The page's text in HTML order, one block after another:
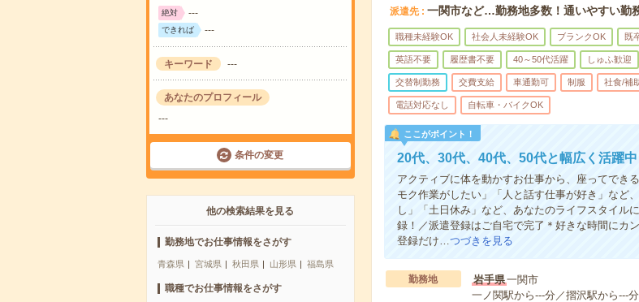
絶対 ---
できれば ---
キーワード ---
あなたのプロフィール
---
条件の変更
他の検索結果を見る
勤務地でお仕事情報をさがす
青森県 宮城県 秋田県 山形県 福島県
職種でお仕事情報をさがす
派遣先 一関市など…勤務地多数！通いやすい勤
職種未経験OK 社会人未経験OK ブランクOK 既
英語不要 履歴書不要 40～50代活躍 しゅふ歓迎
交替制勤務 交費支給 車通勤可 制服 社食/補
電話対応なし 自転車・バイクOK
ここがポイント！
20代、30代、40代、50代と幅広く活躍
アクティブに体を動かすお仕事から、座ってでき
モク作業がしたい」「人と話す仕事が好き」など
し」「土日休み」など、あなたのライフスタイル
録！／派遣登録はご自宅で完了＊好きな時間にカ
登録だけ…つづきを見る
勤務地 岩手県一関市
一ノ関駅から---分／摺沢駅から---